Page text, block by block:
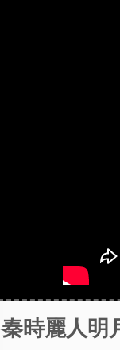
秦時麗人明